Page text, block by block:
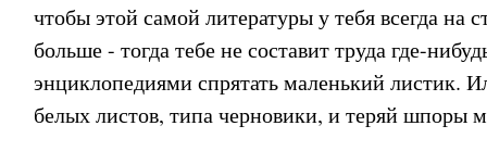
чтобы этой самой литературы у тебя всегда на
больше - тогда тебе не составит труда где-
энциклопедиями спрятать маленький листик.
белых листов, типа черновики, и теряй шпоры